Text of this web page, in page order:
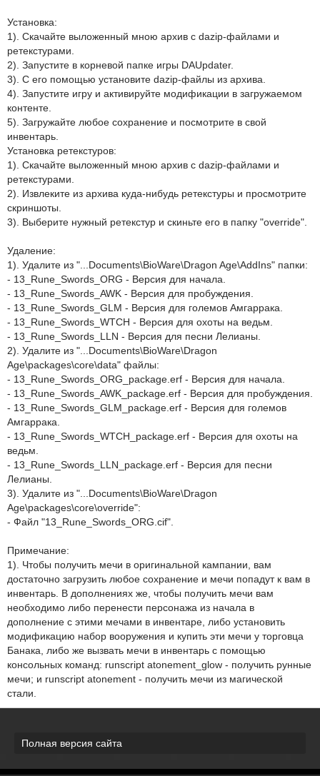
Установка:
1). Скачайте выложенный мною архив с dazip-файлами и
ретекстурами.
2). Запустите в корневой папке игры DAUpdater.
3). С его помощью установите dazip-файлы из архива.
4). Запустите игру и активируйте модификации в загружаемом
контенте.
5). Загружайте любое сохранение и посмотрите в свой
инвентарь.
Установка ретекстуров:
1). Скачайте выложенный мною архив с dazip-файлами и
ретекстурами.
2). Извлеките из архива куда-нибудь ретекстуры и просмотрите
скриншоты.
3). Выберите нужный ретекстур и скиньте его в папку "override".
Удаление:
1). Удалите из "...Documents\BioWare\Dragon Age\AddIns" папки:
- 13_Rune_Swords_ORG - Версия для начала.
- 13_Rune_Swords_AWK - Версия для пробуждения.
- 13_Rune_Swords_GLM - Версия для големов Амгаррака.
- 13_Rune_Swords_WTCH - Версия для охоты на ведьм.
- 13_Rune_Swords_LLN - Версия для песни Лелианы.
2). Удалите из "...Documents\BioWare\Dragon
Age\packages\core\data" файлы:
- 13_Rune_Swords_ORG_package.erf - Версия для начала.
- 13_Rune_Swords_AWK_package.erf - Версия для пробуждения.
- 13_Rune_Swords_GLM_package.erf - Версия для големов
Амгаррака.
- 13_Rune_Swords_WTCH_package.erf - Версия для охоты на
ведьм.
- 13_Rune_Swords_LLN_package.erf - Версия для песни
Лелианы.
3). Удалите из "...Documents\BioWare\Dragon
Age\packages\core\override":
- Файл "13_Rune_Swords_ORG.cif".
Примечание:
1). Чтобы получить мечи в оригинальной кампании, вам
достаточно загрузить любое сохранение и мечи попадут к вам в
инвентарь. В дополнениях же, чтобы получить мечи вам
необходимо либо перенести персонажа из начала в
дополнение с этими мечами в инвентаре, либо установить
модификацию набор вооружения и купить эти мечи у торговца
Банака, либо же вызвать мечи в инвентарь с помощью
консольных команд: runscript atonement_glow - получить рунные
мечи; и runscript atonement - получить мечи из магической
стали.
Полная версия сайта